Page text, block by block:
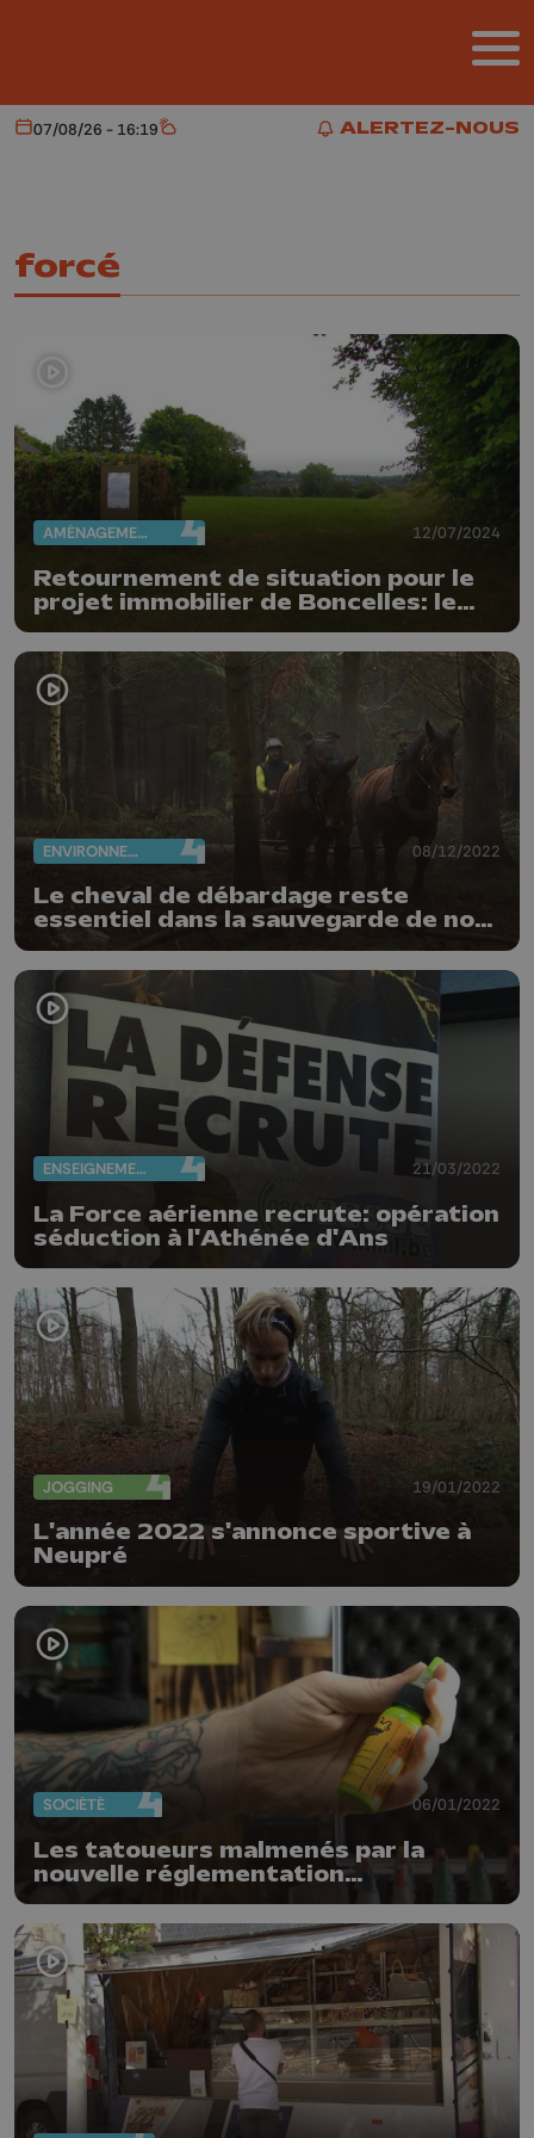
ALERTEZ-NOUS
ALERTEZ-NOUS
Aujourd'hui
07/08/26 - 16:19 Météo
forcé
AMÉNAGEMENT DU TERRITOIRE 12/07/2024
Retournement de situation pour le
projet immobilier de Boncelles: le
permis est accordé
ENVIRONNEMENT 08/12/2022
Le cheval de débardage reste
essentiel dans la sauvegarde de nos
forêts
ENSEIGNEMENT 21/03/2022
La Force aérienne recrute: opération
séduction à l'Athénée d'Ans
JOGGING 19/01/2022
L'année 2022 s'annonce sportive à
Neupré
SOCIÉTÉ 06/01/2022
Les tatoueurs malmenés par la
nouvelle réglementation
européenne